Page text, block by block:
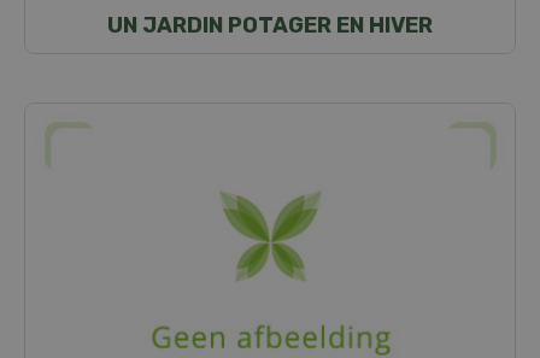
UN JARDIN POTAGER EN HIVER